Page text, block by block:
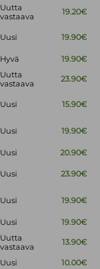
Uutta
vastaava
19.20€
Uusi 19.90€
Hyvä 19.90€
Uutta
vastaava
23.90€
Uusi 15.90€
Uusi 19.90€
Uusi
20.90€
Uusi 23.90€
Uusi 19.90€
Uusi 19.90€
Uutta
vastaava
13.90€
Uusi 10.00€